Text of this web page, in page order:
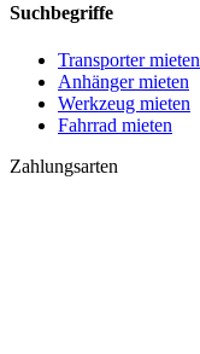
Suchbegriffe
Transporter mieten
Anhänger mieten
Werkzeug mieten
Fahrrad mieten
Zahlungsarten